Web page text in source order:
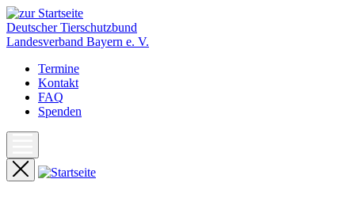
Deutscher Tierschutzbund
Landesverband Bayern e. V.
Termine
Kontakt
FAQ
Spenden